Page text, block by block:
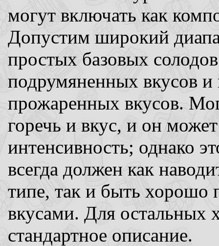
могут включать как
Допустим широкий
простых базовых
подрумяненных вкусов
прожаренных вкусов.
горечь и вкус, и он
интенсивность; однако
всегда должен как
типе, так и быть
вкусами. Для остальных
стандартное описание.